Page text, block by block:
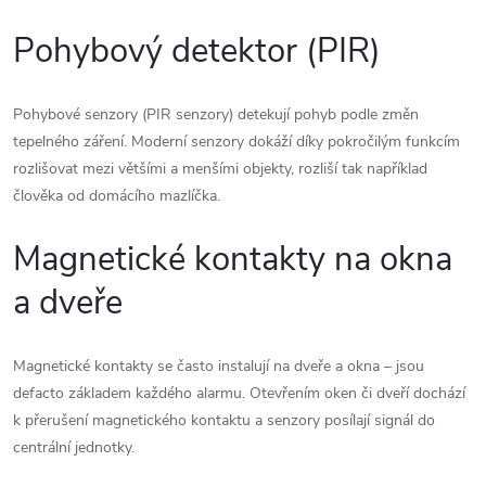
Pohybový detektor (PIR)
Pohybové senzory (PIR senzory) detekují pohyb podle změn
tepelného záření. Moderní senzory dokáží díky pokročilým funkcím
rozlišovat mezi většími a menšími objekty, rozliší tak například
člověka od domácího mazlíčka.
Magnetické kontakty na okna
a dveře
Magnetické kontakty se často instalují na dveře a okna – jsou
defacto základem každého alarmu. Otevřením oken či dveří dochází
k přerušení magnetického kontaktu a senzory posílají signál do
centrální jednotky.